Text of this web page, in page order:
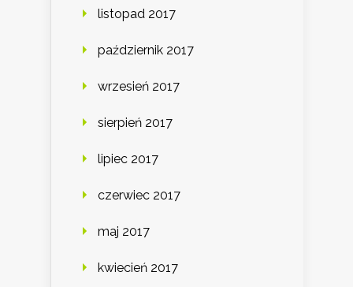
listopad 2017
październik 2017
wrzesień 2017
sierpień 2017
lipiec 2017
czerwiec 2017
maj 2017
kwiecień 2017